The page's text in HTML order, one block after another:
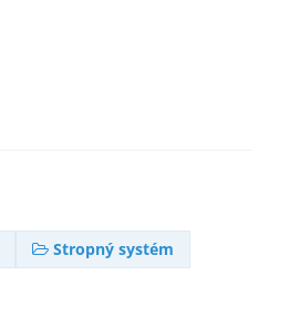
Stropný systém